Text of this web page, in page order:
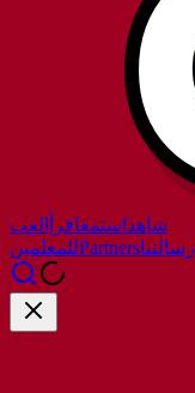
شاهد استمعاقرأ
العب
للمعلمينPartnersرسالتنا